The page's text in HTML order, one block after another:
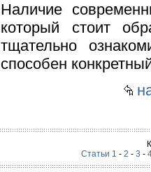
Наличие
который стоит
тщательно
способен
Статьи 1 - 2 - 3 -